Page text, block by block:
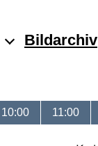
Bildarchiv
10:00 11:00